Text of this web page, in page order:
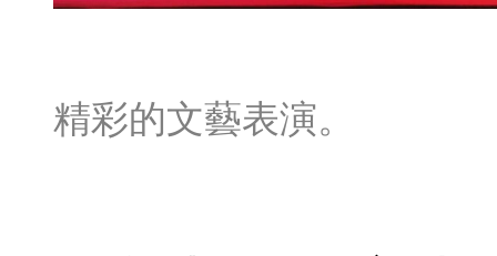
精彩的文藝表演。